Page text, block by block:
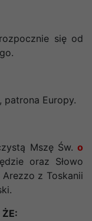
się od
patrona Europy.
Mszę Św.o
oraz Słowo
Arezzo z Toskanii
.